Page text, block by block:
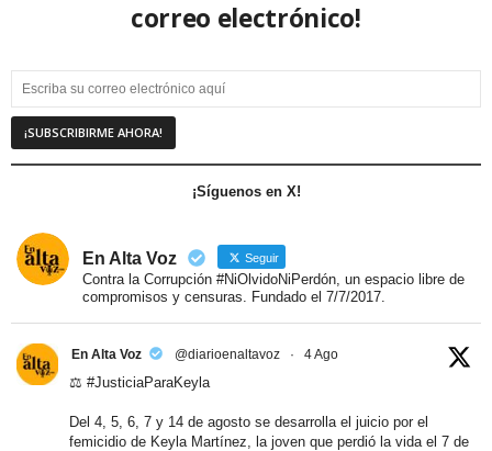
correo electrónico!
¡Síguenos en X!
En Alta Voz Seguir
Contra la Corrupción #NiOlvidoNiPerdón, un espacio libre de
compromisos y censuras. Fundado el 7/7/2017.
En Alta Voz @diarioenaltavoz · 4 Ago
⚖️ #JusticiaParaKeyla
Del 4, 5, 6, 7 y 14 de agosto se desarrolla el juicio por el
femicidio de Keyla Martínez, la joven que perdió la vida el 7 de